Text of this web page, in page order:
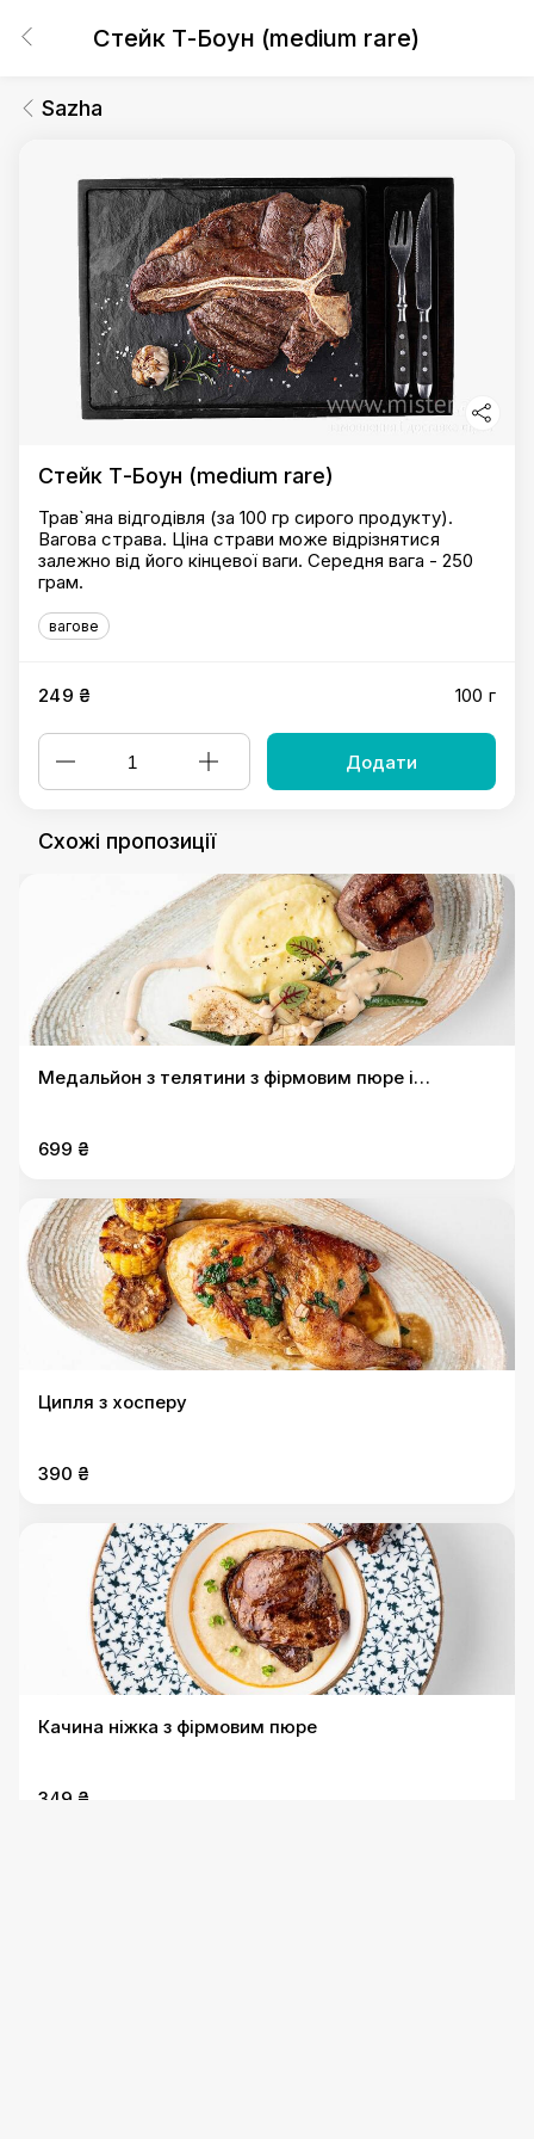
Стейк Т-Боун (medium rare)
Sazha
Стейк Т-Боун (medium rare)
Трав`яна відгодівля (за 100 гр сирого продукту).
Вагова страва. Ціна страви може відрізнятися
залежно від його кінцевої ваги. Середня вага - 250
грам.
вагове
249 ₴ 100 г
Додати
Схожі пропозиції
Медальйон з телятини з фірмовим пюре і
699 ₴
Ципля з хосперу
390 ₴
Качина ніжка з фірмовим пюре
349 ₴